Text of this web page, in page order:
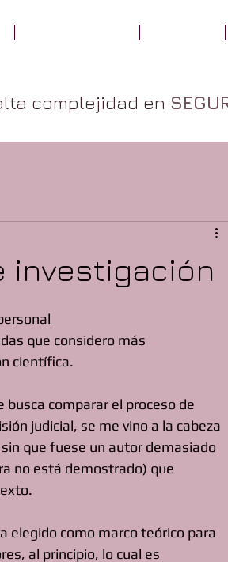
complejidad en
investigación
que considero más
científica.
comparar el proceso de
judicial, se me vino a la cabeza
que fuese un autor demasiado
no está demostrado) que
elegido como marco teórico para
al principio, lo cual es